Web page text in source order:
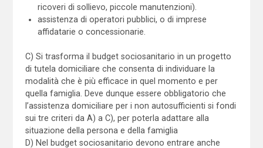
ricoveri di sollievo, piccole manutenzioni).
assistenza di operatori pubblici, o di imprese
affidatarie o concessionarie.
C) Si trasforma il budget sociosanitario in un progetto
di tutela domiciliare che consenta di individuare la
modalità che è più efficace in quel momento e per
quella famiglia. Deve dunque essere obbligatorio che
l’assistenza domiciliare per i non autosufficienti si fondi
sui tre criteri da A) a C), per poterla adattare alla
situazione della persona e della famiglia
D) Nel budget sociosanitario devono entrare anche